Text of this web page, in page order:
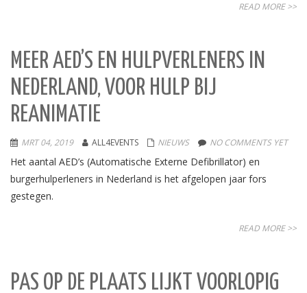
READ MORE >>
MEER AED’S EN HULPVERLENERS IN
NEDERLAND, VOOR HULP BIJ
REANIMATIE
MRT 04, 2019 ALL4EVENTS NIEUWS NO COMMENTS YET
Het aantal AED’s (Automatische Externe Defibrillator) en
burgerhulperleners in Nederland is het afgelopen jaar fors
gestegen.
READ MORE >>
PAS OP DE PLAATS LIJKT VOORLOPIG